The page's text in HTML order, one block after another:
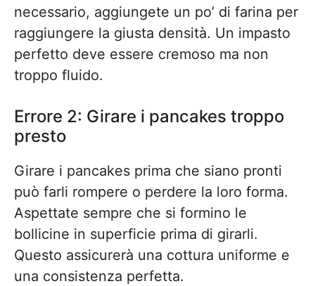
necessario, aggiungete un po’ di farina per
raggiungere la giusta densità. Un impasto
perfetto deve essere cremoso ma non
troppo fluido.
Errore 2: Girare i pancakes troppo
presto
Girare i pancakes prima che siano pronti
può farli rompere o perdere la loro forma.
Aspettate sempre che si formino le
bollicine in superficie prima di girarli.
Questo assicurerà una cottura uniforme e
una consistenza perfetta.